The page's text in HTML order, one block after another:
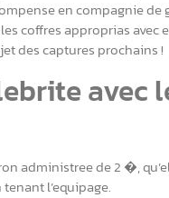
en compagnie
coffres approprias avec
des captures prochains !
avec
administree de 2 �,
l’equipage.